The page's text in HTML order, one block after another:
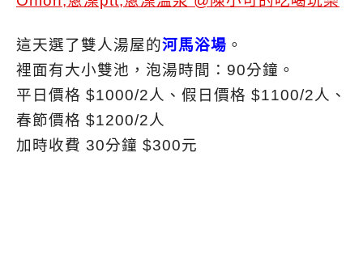
這天選了雙人湯屋的河馬浴場 。
裡面有大小雙池，泡湯時間：90分鐘。
平日價格 $1000/2人、假日價格 $1100/2人、
春節價格 $1200/2人
加時收費 30分鐘 $300元